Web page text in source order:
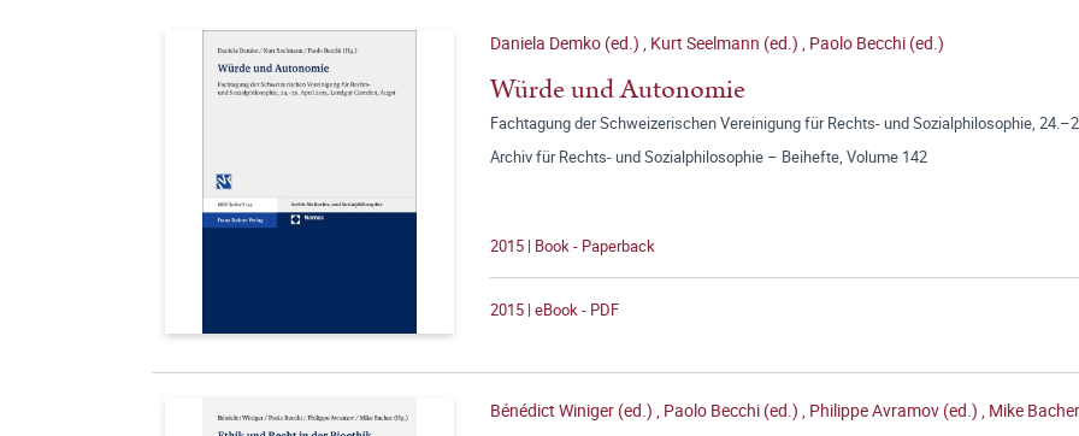
Daniela Demko (ed.) , Kurt Seelmann (ed.) , Paolo Becchi (ed.)
Würde und Autonomie
Fachtagung der Schweizerischen Vereinigung für Rechts- und Sozialphilosophie,
Archiv für Rechts- und Sozialphilosophie – Beihefte, Volume 142
2015 | Book - Paperback
2015 | eBook - PDF
Bénédict Winiger (ed.) , Paolo Becchi (ed.) , Philippe Avramov (ed.) , Mike